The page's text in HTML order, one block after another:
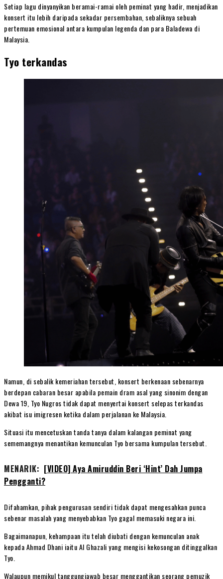
Setiap lagu dinyanyikan beramai-ramai oleh peminat yang hadir, menjadikan
konsert itu lebih daripada sekadar persembahan, sebaliknya sebuah
pertemuan emosional antara kumpulan legenda dan para Baladewa di
Malaysia.
Tyo terkandas
Namun, di sebalik kemeriahan tersebut, konsert berkenaan sebenarnya
berdepan cabaran besar apabila pemain dram asal yang sinonim dengan
Dewa 19, Tyo Nugros tidak dapat menyertai konsert selepas terkandas
akibat isu imigresen ketika dalam perjalanan ke Malaysia.
Situasi itu mencetuskan tanda tanya dalam kalangan peminat yang
sememangnya menantikan kemunculan Tyo bersama kumpulan tersebut.
MENARIK: [VIDEO] Aya Amiruddin Beri ‘Hint’ Dah Jumpa
Pengganti?
Difahamkan, pihak pengurusan sendiri tidak dapat mengesahkan punca
sebenar masalah yang menyebabkan Tyo gagal memasuki negara ini.
Bagaimanapun, kehampaan itu telah diubati dengan kemunculan anak
kepada Ahmad Dhani iaitu Al Ghazali yang mengisi kekosongan ditinggalkan
Tyo.
Walaupun memikul tanggungjawab besar menggantikan seorang pemuzik